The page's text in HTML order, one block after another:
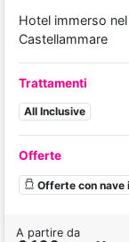
Hotel immerso
Castellammare
Trattamenti
All Inclusive
Offerte
Offerte con nave
A partire da